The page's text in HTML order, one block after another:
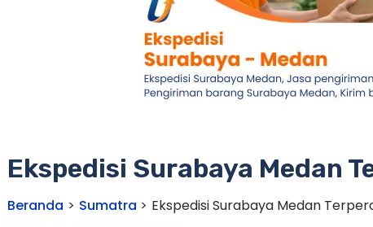
Ekspedisi Surabaya Medan
Beranda Sumatra Ekspedisi Surabaya Medan